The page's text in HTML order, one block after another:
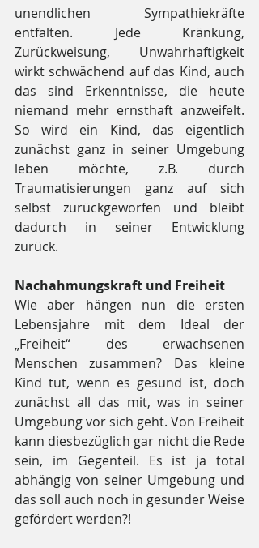
unendlichen Sympathiekräfte
entfalten. Jede Kränkung,
Zurückweisung, Unwahrhaftigkeit
wirkt schwächend auf das Kind, auch
das sind Erkenntnisse, die heute
niemand mehr ernsthaft anzweifelt.
So wird ein Kind, das eigentlich
zunächst ganz in seiner Umgebung
leben möchte, z.B. durch
Traumatisierungen ganz auf sich
selbst zurückgeworfen und bleibt
dadurch in seiner Entwicklung
zurück.
Nachahmungskraft und Freiheit
Wie aber hängen nun die ersten
Lebensjahre mit dem Ideal der
„Freiheit“ des erwachsenen
Menschen zusammen? Das kleine
Kind tut, wenn es gesund ist, doch
zunächst all das mit, was in seiner
Umgebung vor sich geht. Von Freiheit
kann diesbezüglich gar nicht die Rede
sein, im Gegenteil. Es ist ja total
abhängig von seiner Umgebung und
das soll auch noch in gesunder Weise
gefördert werden?!